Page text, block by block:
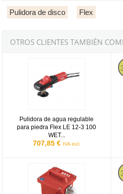
Pulidora de disco Flex
OTROS CLIENTES TAMBIÉN
Pulidora de agua regulable
para piedra Flex LE 12-3 100
WET...
707,85 € IVA incl.
Pulidora de agua regulable para
Transformador de aislamiento Flex